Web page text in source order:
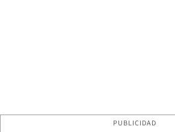
PUBLICIDAD